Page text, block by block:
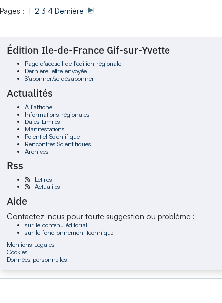
Pages : 1 2 3 4 Dernière
Édition Ile-de-France Gif-sur-Yvette
Page d'accueil de l'édition régionale
Dernière lettre envoyée
S'abonner/se désabonner
Actualités
À l'affiche
Informations régionales
Dates Limites
Manifestations
Potentiel Scientifique
Rencontres Scientifiques
Archives
Rss
Lettres
Actualités
Aide
Contactez-nous pour toute suggestion ou problème :
sur le contenu éditorial
sur le fonctionnement technique
Mentions Légales
Cookies
Données personnelles